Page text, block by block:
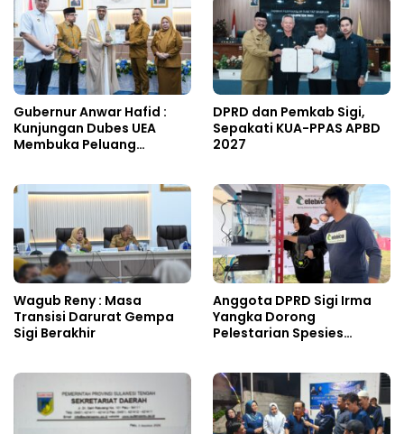
Gubernur Anwar Hafid :
Kunjungan Dubes UEA
Membuka Peluang
DPRD dan Pemkab Sigi,
Sepakati KUA-PPAS APBD
2027
Wagub Reny : Masa
Transisi Darurat Gempa
Sigi Berakhir
Anggota DPRD Sigi Irma
Yangka Dorong
Pelestarian Spesies